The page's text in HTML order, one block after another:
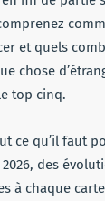
et quels
chose
top cinq.
ce qu’il faut
2026, des
à chaque